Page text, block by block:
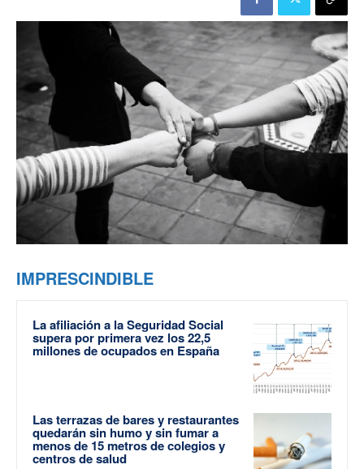
IMPRESCINDIBLE
La afiliación a la Seguridad Social
supera por primera vez los 22,5
millones de ocupados en España
Las terrazas de bares y restaurantes
quedarán sin humo y sin fumar a
menos de 15 metros de colegios y
centros de salud